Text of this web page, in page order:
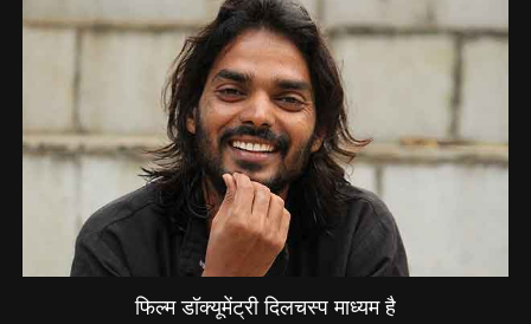
फिल्म डॉक्यूमेंट्री दिलचस्प माध्यम है